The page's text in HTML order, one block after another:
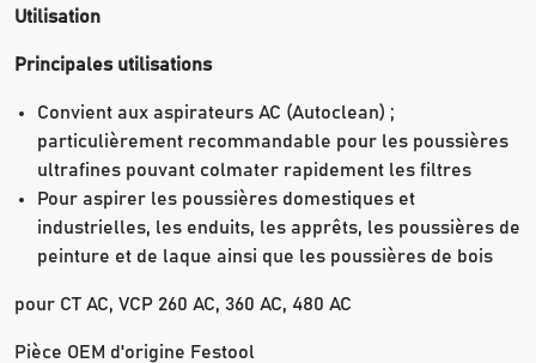
Utilisation
Principales utilisations
Convient aux aspirateurs AC (Autoclean) ;
particulièrement recommandable pour les poussières
ultrafines pouvant colmater rapidement les filtres
Pour aspirer les poussières domestiques et
industrielles, les enduits, les apprêts, les poussières de
peinture et de laque ainsi que les poussières de bois
pour CT AC, VCP 260 AC, 360 AC, 480 AC
Pièce OEM d'origine Festool